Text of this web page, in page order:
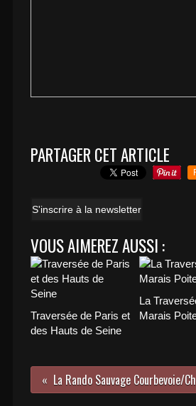
PARTAGER CET ARTICLE
S'inscrire à la newsletter
VOUS AIMEREZ AUSSI :
Traversée de Paris et
des Hauts de Seine
La
Marais
La Rando Sauvage Courbevoie/